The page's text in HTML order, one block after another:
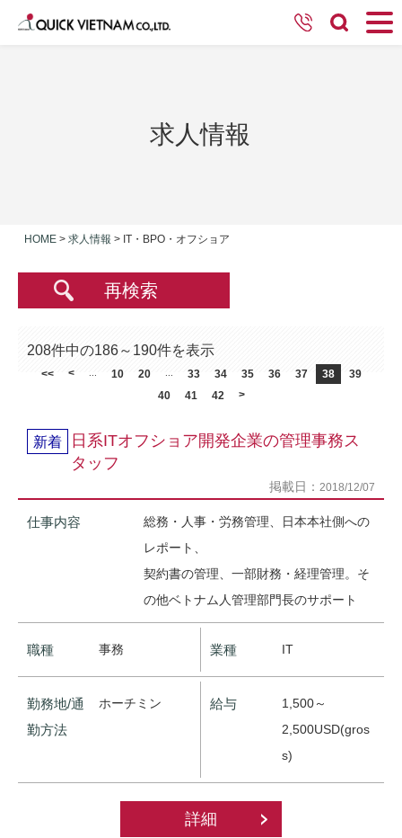
求人情報
HOME > 求人情報 > IT・BPO・オフショア
再検索
208件中の186～190件を表示
<< < 10 20 33 34 35 36 37 38
39
40
41 42 >
新着
日系ITオフショア開発企業の管理事務ス
タッフ
掲載日： 2018/12/07
仕事内容
総務・人事・労務管理、日本本社側への
レポート、
契約書の管理、一部財務・経理管理。そ
の他ベトナム人管理部門長のサポート
職種 事務 業種 IT
勤務地/通
勤方法
ホーチミン 給与
1,500～
2,500USD(gros
s)
詳細